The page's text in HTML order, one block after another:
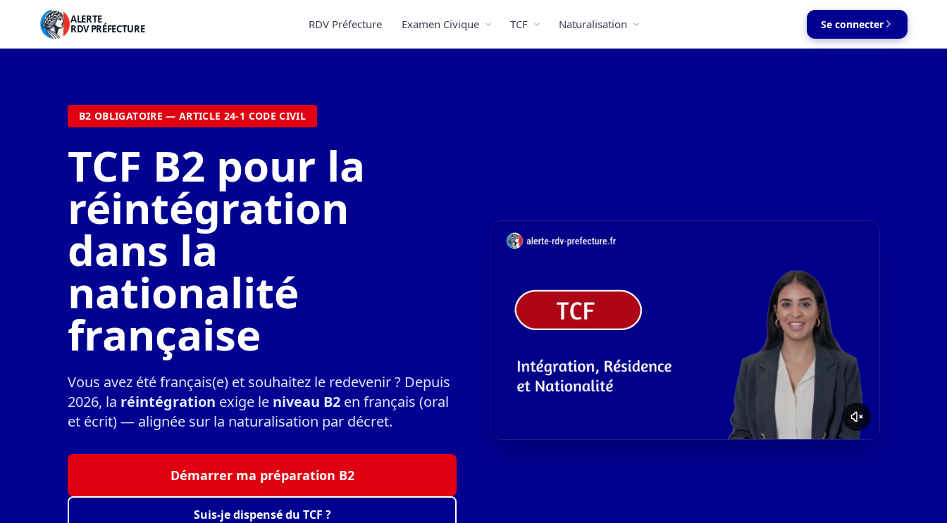
ALERTE
RDV PRÉFECTURE RDV Préfecture Examen Civique TCF Naturalisation Se connecter
B2 OBLIGATOIRE — ARTICLE 24-1 CODE CIVIL
TCF B2 pour la
réintégration
dans la
nationalité
française
Vous avez été français(e) et souhaitez le redevenir ? Depuis
2026, la réintégration exige le niveau B2 en français (oral
et écrit) — alignée sur la naturalisation par décret.
Démarrer ma préparation B2
Suis-je dispensé du TCF ?